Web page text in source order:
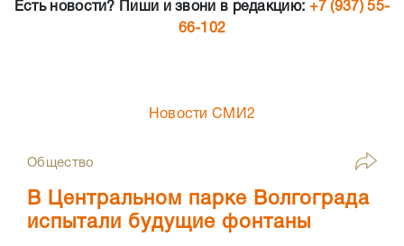
Есть новости? Пиши и звони в редакцию: +7 (937) 55-
66-102
Новости СМИ2
Общество
В Центральном парке Волгограда
испытали будущие фонтаны